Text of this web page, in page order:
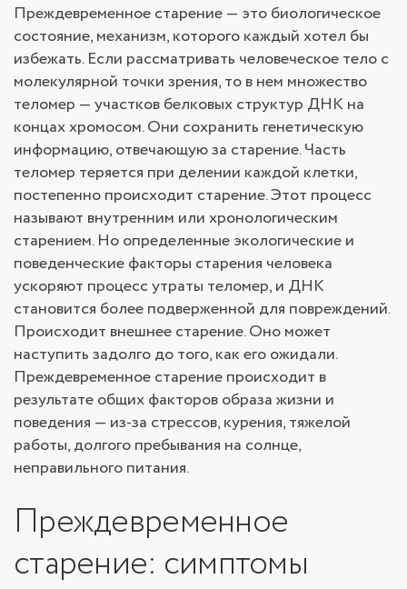
Преждевременное старение — это биологическое
состояние, механизм, которого каждый хотел бы
избежать. Если рассматривать человеческое тело с
молекулярной точки зрения, то в нем множество
теломер — участков белковых структур ДНК на
концах хромосом. Они сохранить генетическую
информацию, отвечающую за старение. Часть
теломер теряется при делении каждой клетки,
постепенно происходит старение. Этот процесс
называют внутренним или хронологическим
старением. Но определенные экологические и
поведенческие факторы старения человека
ускоряют процесс утраты теломер, и ДНК
становится более подверженной для повреждений.
Происходит внешнее старение. Оно может
наступить задолго до того, как его ожидали.
Преждевременное старение происходит в
результате общих факторов образа жизни и
поведения — из-за стрессов, курения, тяжелой
работы, долгого пребывания на солнце,
неправильного питания.
Преждевременное
старение: симптомы